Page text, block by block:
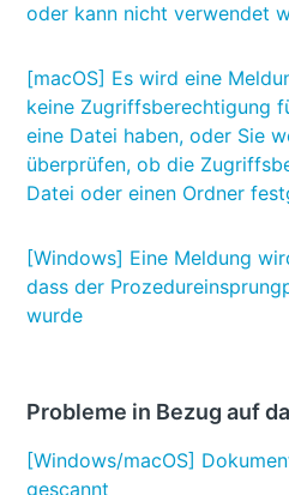
oder kann nicht verwendet
[macOS] Es wird eine
keine Zugriffsberechtigung
eine Datei haben, oder Sie
überprüfen, ob die
Datei oder einen Ordner
[Windows] Eine Meldung
dass der
wurde
Probleme in Bezug auf
[Windows/macOS]
gescannt